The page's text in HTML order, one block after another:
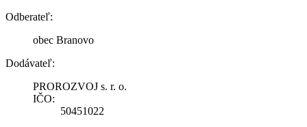
Odberateľ:
obec Branovo
Dodávateľ:
PROROZVOJ s. r. o.
IČO:
50451022